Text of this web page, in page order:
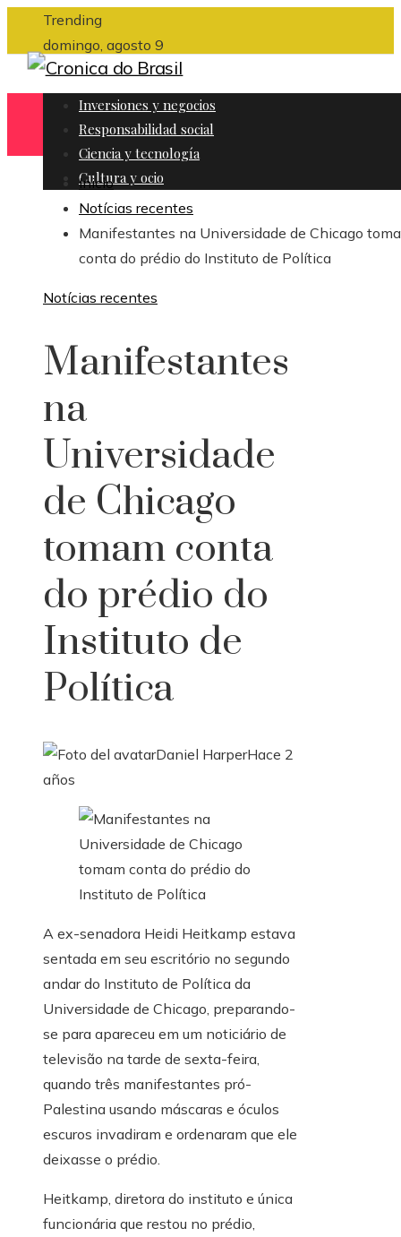
Trending
domingo, agosto 9
Inversiones y negocios
Responsabilidad social
Ciencia y tecnología
Cultura y ocio
Inicio
Notícias recentes
Manifestantes na Universidade de Chicago
conta do prédio do Instituto de Política
Notícias recentes
Manifestantes
na
Universidade
de Chicago
tomam conta
do prédio do
Instituto de
Política
Daniel HarperHace 2
años
A ex-senadora Heidi Heitkamp estava
sentada em seu escritório no segundo
andar do Instituto de Política da
Universidade de Chicago, preparando-
se para apareceu em um noticiário de
televisão na tarde de sexta-feira,
quando três manifestantes pró-
Palestina usando máscaras e óculos
escuros invadiram e ordenaram que ele
deixasse o prédio.
Heitkamp, ​​​​diretora do instituto e única
funcionária que restou no prédio,